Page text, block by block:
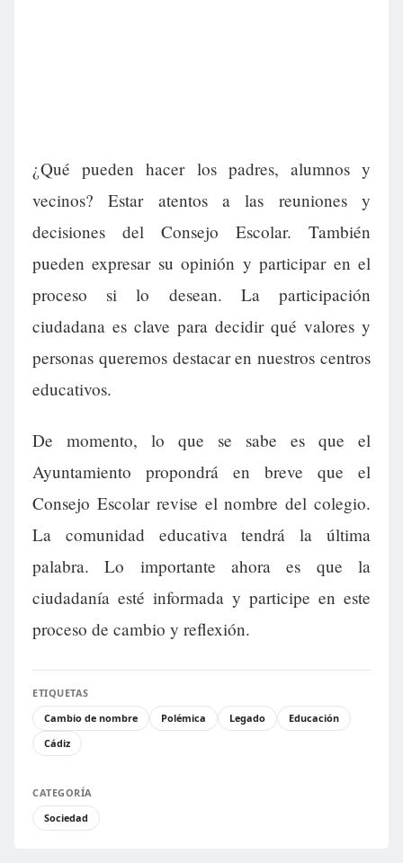
¿Qué pueden hacer los padres, alumnos y
vecinos? Estar atentos a las reuniones y
decisiones del Consejo Escolar. También
pueden expresar su opinión y participar en el
proceso si lo desean. La participación
ciudadana es clave para decidir qué valores y
personas queremos destacar en nuestros centros
educativos.
De momento, lo que se sabe es que el
Ayuntamiento propondrá en breve que el
Consejo Escolar revise el nombre del colegio.
La comunidad educativa tendrá la última
palabra. Lo importante ahora es que la
ciudadanía esté informada y participe en este
proceso de cambio y reflexión.
ETIQUETAS
Cambio de nombre
Polémica Legado
Educación
Cádiz
CATEGORÍA
Sociedad